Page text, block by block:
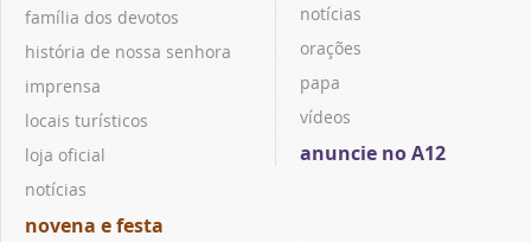
família dos devotos
história de nossa senhora
imprensa
locais turísticos
loja oficial
notícias
novena e festa
notícias
orações
papa
vídeos
anuncie no A12